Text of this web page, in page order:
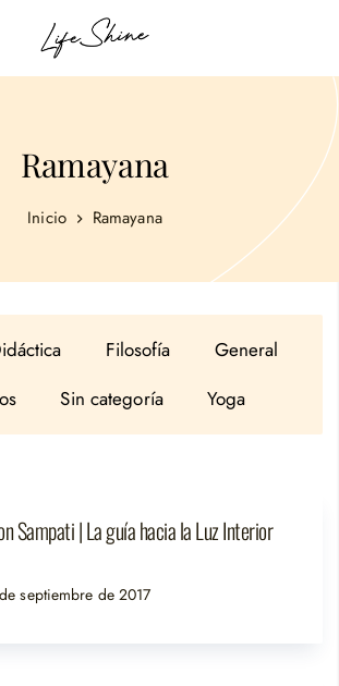
Ramayana
Inicio Ramayana
Filosofía
General
Sin categoría Yoga
Sampati | La guía hacia la Luz Interior
septiembre de 2017